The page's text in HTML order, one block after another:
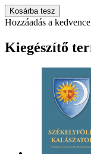
Kosárba tesz
Hozzáadás a
Kiegészítő